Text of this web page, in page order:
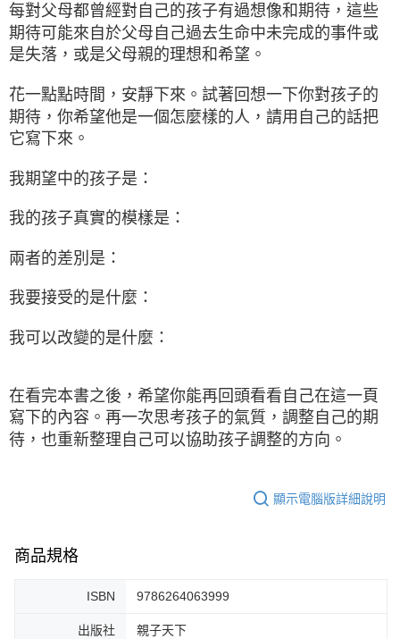
每對父母都曾經對自己的孩子有過想像和期待，這些
期待可能來自於父母自己過去生命中未完成的事件或
是失落，或是父母親的理想和希望。
花一點點時間，安靜下來。試著回想一下你對孩子的
期待，你希望他是一個怎麼樣的人，請用自己的話把
它寫下來。
我期望中的孩子是：
我的孩子真實的模樣是：
兩者的差別是：
我要接受的是什麼：
我可以改變的是什麼：
在看完本書之後，希望你能再回頭看看自己在這一頁
寫下的內容。再一次思考孩子的氣質，調整自己的期
待，也重新整理自己可以協助孩子調整的方向。
顯示電腦版詳細說明
商品規格
ISBN 9786264063999
出版社 親子天下